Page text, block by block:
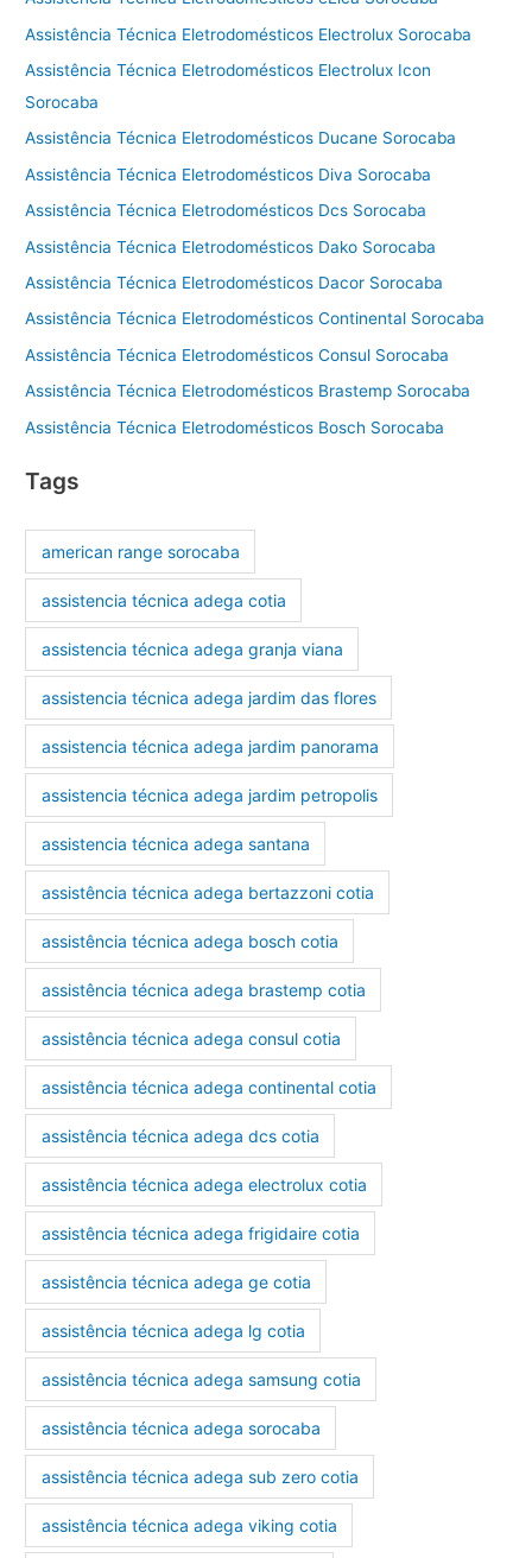
Assistência Técnica Eletrodomésticos Electrolux Sorocaba
Assistência Técnica Eletrodomésticos Electrolux Icon
Sorocaba
Assistência Técnica Eletrodomésticos Ducane Sorocaba
Assistência Técnica Eletrodomésticos Diva Sorocaba
Assistência Técnica Eletrodomésticos Dcs Sorocaba
Assistência Técnica Eletrodomésticos Dako Sorocaba
Assistência Técnica Eletrodomésticos Dacor Sorocaba
Assistência Técnica Eletrodomésticos Continental Sorocaba
Assistência Técnica Eletrodomésticos Consul Sorocaba
Assistência Técnica Eletrodomésticos Brastemp Sorocaba
Assistência Técnica Eletrodomésticos Bosch Sorocaba
Tags
american range sorocaba
assistencia técnica adega cotia
assistencia técnica adega granja viana
assistencia técnica adega jardim das flores
assistencia técnica adega jardim panorama
assistencia técnica adega jardim petropolis
assistencia técnica adega santana
assistência técnica adega bertazzoni cotia
assistência técnica adega bosch cotia
assistência técnica adega brastemp cotia
assistência técnica adega consul cotia
assistência técnica adega continental cotia
assistência técnica adega dcs cotia
assistência técnica adega electrolux cotia
assistência técnica adega frigidaire cotia
assistência técnica adega ge cotia
assistência técnica adega lg cotia
assistência técnica adega samsung cotia
assistência técnica adega sorocaba
assistência técnica adega sub zero cotia
assistência técnica adega viking cotia